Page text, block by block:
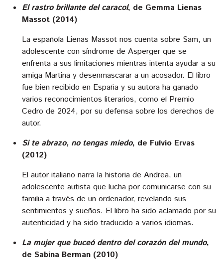
El rastro brillante del caracol, de Gemma Lienas
Massot (2014)
La española Lienas Massot nos cuenta sobre Sam, un
adolescente con síndrome de Asperger que se
enfrenta a sus limitaciones mientras intenta ayudar a su
amiga Martina y desenmascarar a un acosador. El libro
fue bien recibido en España y su autora ha ganado
varios reconocimientos literarios, como el Premio
Cedro de 2024, por su defensa sobre los derechos de
autor.
Si te abrazo, no tengas miedo, de Fulvio Ervas
(2012)
El autor italiano narra la historia de Andrea, un
adolescente autista que lucha por comunicarse con su
familia a través de un ordenador, revelando sus
sentimientos y sueños. El libro ha sido aclamado por su
autenticidad y ha sido traducido a varios idiomas.
La mujer que buceó dentro del corazón del mundo,
de Sabina Berman (2010)